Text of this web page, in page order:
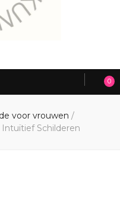
0
voor vrouwen /
Schilderen